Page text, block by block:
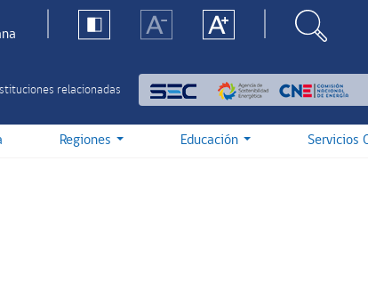
relacionadas
Regiones Educación Servicios